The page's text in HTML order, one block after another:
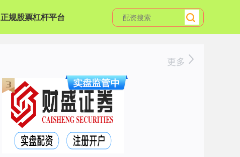
正规股票杠杆平台
更多